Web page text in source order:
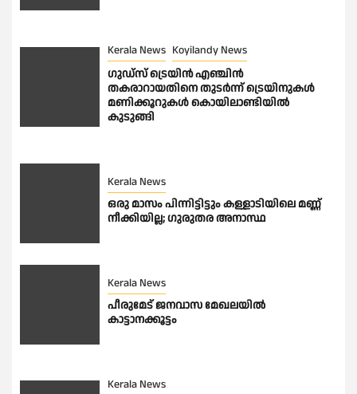
Kerala News Koyilandy News
ഗുഡ്സ് ട്രെയിൻ എഞ്ചിൻ
തകരാറായതിനെ തുടർന്ന് ട്രെയിനുകൾ
മണിക്കൂറുകൾ കൊയിലാണ്ടിയിൽ
കുടുങ്ങി
Kerala News
ഒരു മാസം പിന്നിട്ടിട്ടും കള്ളാടിയിലെ മണ്ണ്
നീക്കിയില്ല; ഗുരുതര അനാസ്ഥ
Kerala News
പീരുമേട് ജനവാസ മേഖലയിൽ
കാട്ടാനക്കൂട്ടം
Kerala News